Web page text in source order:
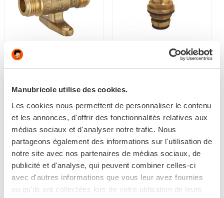
Manubricole utilise des cookies.
Les cookies nous permettent de personnaliser le contenu
et les annonces, d'offrir des fonctionnalités relatives aux
médias sociaux et d'analyser notre trafic. Nous
partageons également des informations sur l'utilisation de
notre site avec nos partenaires de médias sociaux, de
publicité et d'analyse, qui peuvent combiner celles-ci
avec d'autres informations que vous leur avez fournies
ou qu'ils ont collectées lors de votre utilisation de leurs
AUTOMATIQUE...
15,55 €
Disponible
5,60 €
Disponible